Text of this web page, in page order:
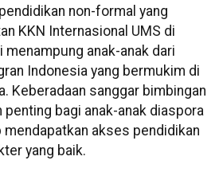
non-formal yang
KKN Internasional UMS di
menampung anak-anak dari
Indonesia yang bermukim di
Keberadaan sanggar bimbingan
bagi anak-anak diaspora
mendapatkan akses pendidikan
yang baik.